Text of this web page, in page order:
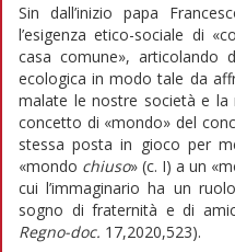
Sin dall’inizio papa
l’esigenza etico-sociale di
casa comune», articolando
ecologica in modo tale da
malate le nostre società e la
concetto di «mondo» del
stessa posta in gioco per
«mondo chiuso» (c. I) a un
cui l’immaginario ha un
sogno di fraternità e di
Regno-doc. 17,2020,523).